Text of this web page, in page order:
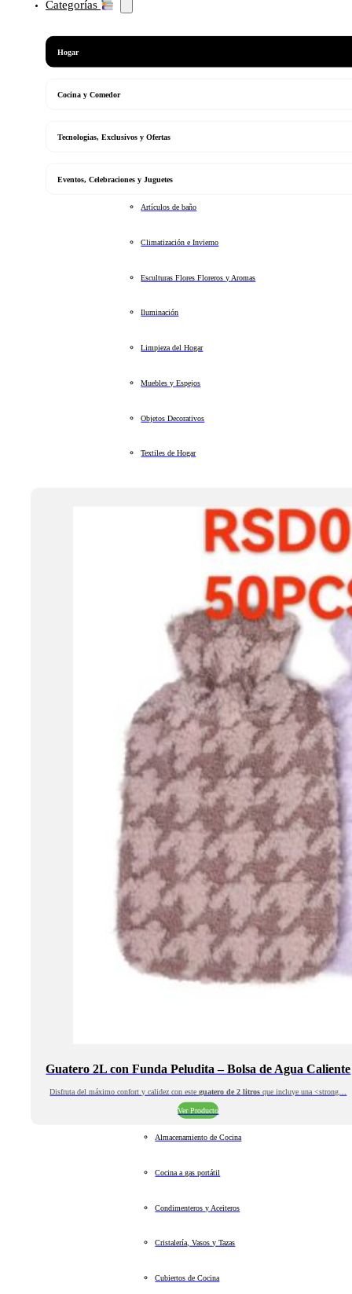
Categorías
Hogar
Cocina y Comedor
Tecnologias, Exclusivos y Ofertas
Eventos, Celebraciones y Juguetes
Artículos de baño
Climatización e Invierno
Esculturas Flores Floreros y Aromas
Iluminación
Limpieza del Hogar
Muebles y Espejos
Objetos Decorativos
Textiles de Hogar
Guatero 2L con Funda Peludita – Bolsa de Agua Caliente
Disfruta del máximo confort y calidez con esteguatero de 2 litros que incluye una <strong…
Ver Producto
Almacenamiento de Cocina
Cocina a gas portátil
Condimenteros y Aceiteros
Cristalería, Vasos y Tazas
Cubiertos de Cocina